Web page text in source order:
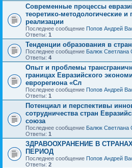
Современные процессы
теоретико-методологические и
реализации
Последнее сообщение Попов Андрей
Ответы: 1
Тенденции образования в
Последнее сообщение Балюк Светлана
Ответы: 4
Опыт и проблемы
границах Евразийского
еврорегиона «Сл
Последнее сообщение Попов Андрей
Ответы: 1
Потенциал и перспективы
сотрудничества стран
союза
Последнее сообщение Балюк Светлана
Ответы: 1
ЗДРАВООХРАНЕНИЕ В
ПЕРИОД
Последнее сообщение Попов Андрей
Ответы: 2